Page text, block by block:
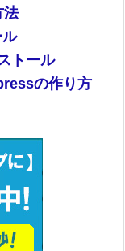
法
トール
の作り方